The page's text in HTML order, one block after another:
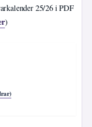
25/26 i PDF
)